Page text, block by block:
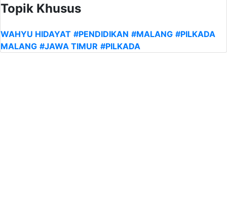
Topik Khusus
WAHYU HIDAYAT #PENDIDIKAN #MALANG #PILKADA
MALANG #JAWA TIMUR #PILKADA